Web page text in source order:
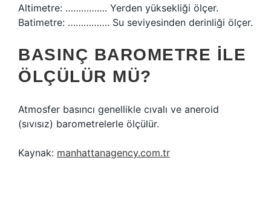
Altimetre: ……………. Yerden yüksekliği ölçer.
Batimetre: ……………. Su seviyesinden derinliği ölçer.
BASINÇ BAROMETRE ILE
ÖLÇÜLÜR MÜ?
Atmosfer basıncı genellikle cıvalı ve aneroid
(sıvısız) barometrelerle ölçülür.
Kaynak: manhattanagency.com.tr